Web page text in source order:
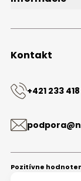
Obchodné
Kontakt
Kontakt
+421 233
Pozitívne